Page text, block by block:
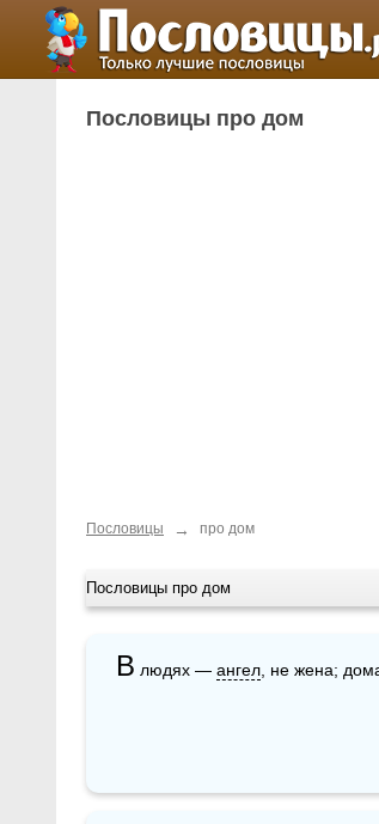
Пословицы про дом
Пословицы → про дом
Пословицы про дом
В людях — ангел , не жена;